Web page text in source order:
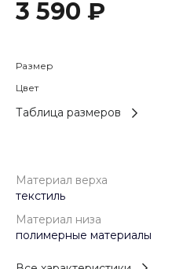
3 590 ₽
Размер
Цвет
Таблица размеров
Материал верха
текстиль
Материал низа
полимерные материалы